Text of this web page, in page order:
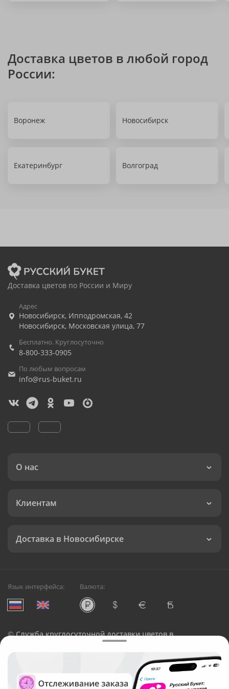
Доставка цветов в любой город
России:
Воронеж Новосибирск
Екатеринбург Волгоград
Доставка цветов по России и Миру
Адрес
Новосибирск, Ипподромская, 42
Новосибирск, Московская улица, 77
Бесплатно. Круглосуточно
8-800-333-0905
По любым вопросам
info@rus-buket.ru
О нас
Клиентам
Доставка в Новосибирске
Язык интерфейса: Валюта:
©Служба круглосуточной доставки цветов в
Русский Букет, 2026
Общество с ограниченной ответственностью «Технология»
ОГРН: 1195476081745, ИНН: 5410081997